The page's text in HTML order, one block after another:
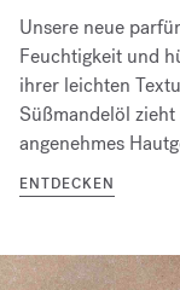
Unsere neue
Feuchtigkeit und
ihrer leichten
Süßmandelöl
angenehmes
ENTDECKEN